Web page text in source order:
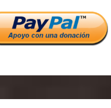
Twitter